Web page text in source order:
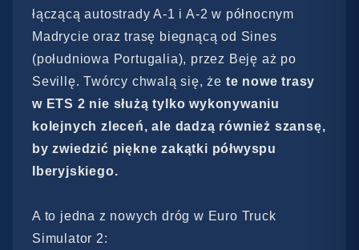
łączącą autostrady A-1 i A-2 w północnym
Madrycie oraz trasę biegnącą od Sines
(południowa Portugalia), przez Beję aż po
Sevillę. Twórcy chwalą się, że te nowe trasy
w ETS 2 nie służą tylko wykonywaniu
kolejnych zleceń, ale dadzą również szansę,
by zwiedzić piękne zakątki półwyspu
Iberyjskiego.
A to jedna z nowych dróg w Euro Truck
Simulator 2: